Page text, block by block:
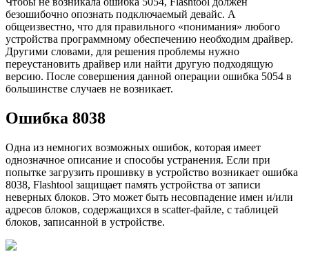
безошибочно опознать подключаемый девайс. А
общеизвестно, что для правильного «понимания» любого
устройства программному обеспечению необходим драйвер.
Другими словами, для решения проблемы нужно
переустановить драйвер или найти другую подходящую
версию. После совершения данной операции ошибка 5054 в
большинстве случаев не возникает.
Ошибка 8038
Одна из немногих возможных ошибок, которая имеет
однозначное описание и способы устранения. Если при
попытке загрузить прошивку в устройство возникает ошибка
8038, Flashtool защищает память устройства от записи
неверных блоков. Это может быть несовпадение имен и/или
адресов блоков, содержащихся в scatter-файле, с таблицей
блоков, записанной в устройстве.